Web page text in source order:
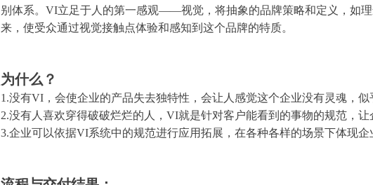
别体系。VI立足于人的第一感观——视觉，将抽象的品牌策略和定义，如
来，使受众通过视觉接触点体验和感知到这个品牌的特质。
为什么？
1.没有VI，会使企业的产品失去独特性，会让人感觉这个企业没有灵魂，
2.没有人喜欢穿得破破烂烂的人，VI就是针对客户能看到的事物的规范，让
3.企业可以依据VI系统中的规范进行应用拓展，在各种各样的场景下体现